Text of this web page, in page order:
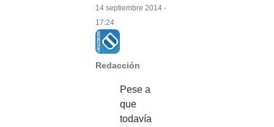
Redacción
14 septiembre 2014 -
17:24
Pese a
que
todavía